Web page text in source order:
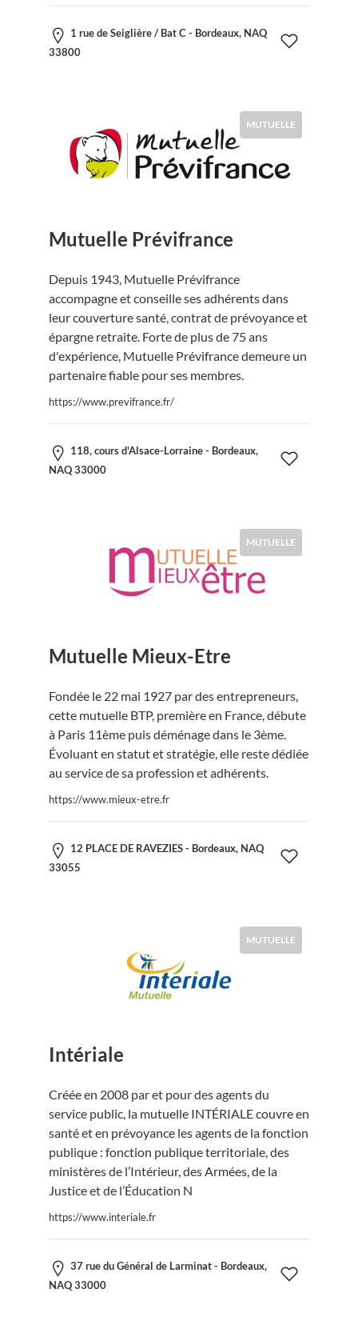
1 rue de Seiglière / Bat C - Bordeaux, NAQ
33800
MUTUELLE
Mutuelle Prévifrance
Depuis 1943, Mutuelle Prévifrance
accompagne et conseille ses adhérents dans
leur couverture santé, contrat de prévoyance et
épargne retraite. Forte de plus de 75 ans
d'expérience, Mutuelle Prévifrance demeure un
partenaire fiable pour ses membres.
https://www.previfrance.fr/
118, cours d'Alsace-Lorraine - Bordeaux,
NAQ 33000
MUTUELLE
Mutuelle Mieux-Etre
Fondée le 22 mai 1927 par des entrepreneurs,
cette mutuelle BTP, première en France, débute
à Paris 11ème puis déménage dans le 3ème.
Évoluant en statut et stratégie, elle reste dédiée
au service de sa profession et adhérents.
https://www.mieux-etre.fr
12 PLACE DE RAVEZIES - Bordeaux, NAQ
33055
MUTUELLE
Intériale
Créée en 2008 par et pour des agents du
service public, la mutuelle INTÉRIALE couvre en
santé et en prévoyance les agents de la fonction
publique : fonction publique territoriale, des
ministères de l’Intérieur, des Armées, de la
Justice et de l’Éducation N
https://www.interiale.fr
37 rue du Général de Larminat - Bordeaux,
NAQ 33000